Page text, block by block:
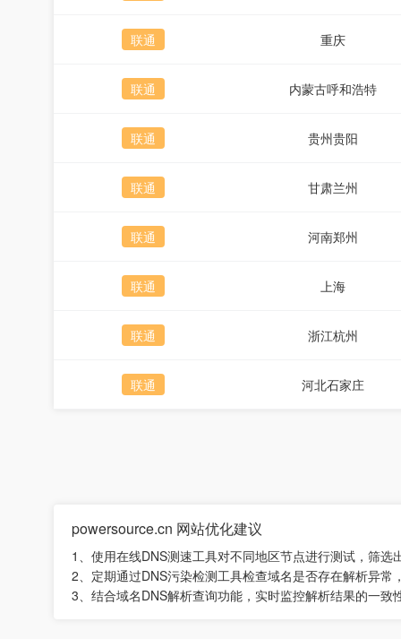
联通 重庆
联通 内蒙古呼和浩特
联通 贵州贵阳
联通 甘肃兰州
联通 河南郑州
联通 上海
联通 浙江杭州
联通 河北石家庄
powersource.cn 网站优化建议
1、使用在线DNS测速工具对不同地区节点进行测试，筛
2、定期通过DNS污染检测工具检查域名是否存在解析异常
3、结合域名DNS解析查询功能，实时监控解析结果的一致